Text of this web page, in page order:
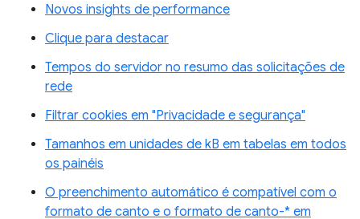
Novos insights de performance
Clique para destacar
Tempos do servidor no resumo das solicitações de
rede
Filtrar cookies em "Privacidade e segurança"
Tamanhos em unidades de kB em tabelas em todos
os painéis
O preenchimento automático é compatível com o
formato de canto e o formato de canto-* em